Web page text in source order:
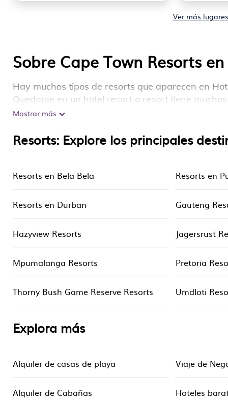
Ver más
Sobre Cape Town Resorts
Hay muchos tipos de resorts que aparecen en
Quedarse en un hotel resort o resort tiene
Resorts cerca de Cape Town, así como cosas
Hay varios resorts en el área Cape Town, varios
amigables con las mascotas. Desde resorts de
parejas recién casadas, un resort de bodas para
Cape Town Resorts todo incluido también
Viajeros a corto y largo plazo. Estos resorts
bares, comidas finas e informales, jardines y
Mostrar más
Resorts: Explore los principales
Resorts en Bela Bela Resorts en
Resorts en Durban Gauteng
Hazyview Resorts Jagersrust
Mpumalanga Resorts Pretoria
Thorny Bush Game Reserve Resorts Umdloti
Explora más
Alquiler de casas de playa Viaje de
Alquiler de Cabañas Hoteles